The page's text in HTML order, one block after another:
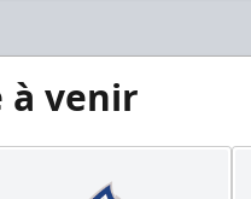
à venir